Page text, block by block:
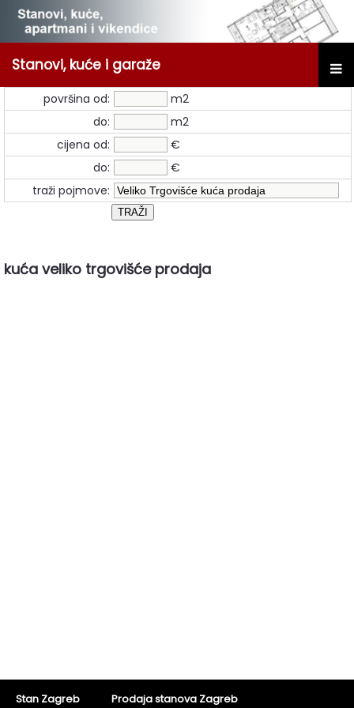
Stanovi, kuće i garaže
površina od:
m2
do:
m2
cijena od:
€
do:
€
traži pojmove:
kuća veliko trgovišće prodaja
Stan Zagreb Prodaja stanova Zagreb